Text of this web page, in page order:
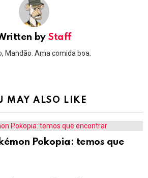
by Staff
Mandão. Ama comida boa.
MAY ALSO LIKE
Pokopia: temos que